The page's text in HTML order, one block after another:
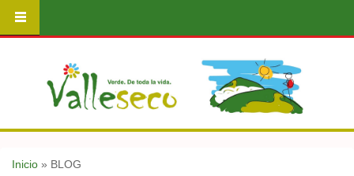
Usted está aquí
Inicio » BLOG